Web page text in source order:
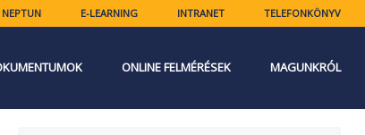
NEPTUN E-LEARNING INTRANET TELEFONKÖNYV
ONLINE FELMÉRÉSEK MAGUNKRÓL